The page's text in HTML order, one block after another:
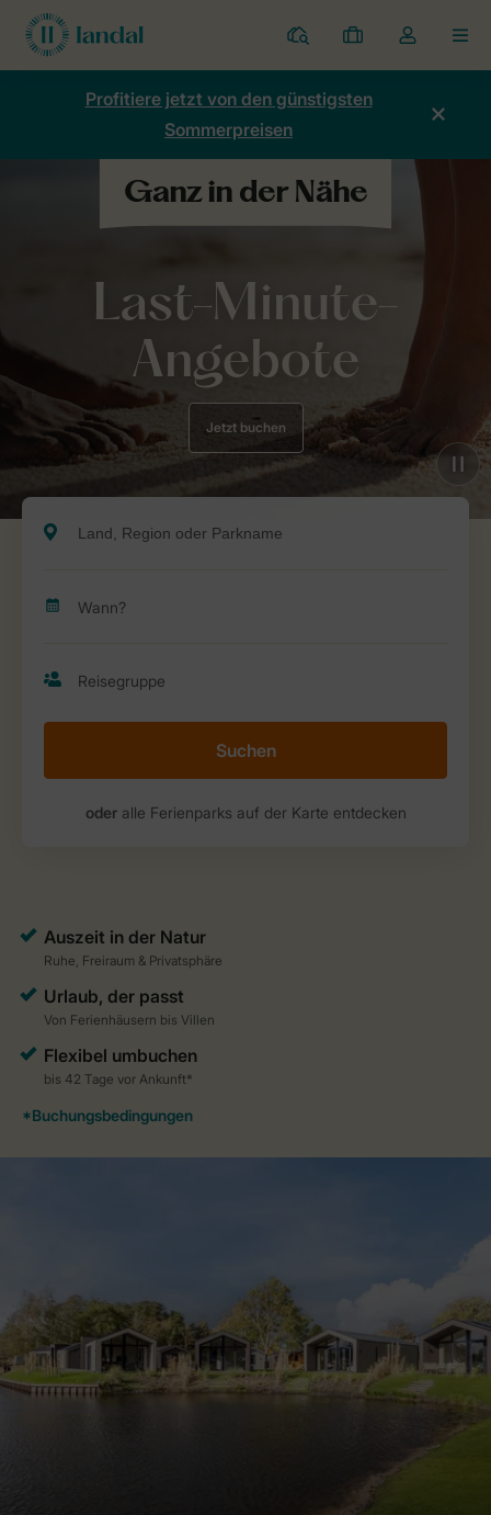
Ferienparks
Meine
Buchungen
Dropdown-
Menü
Kontos
Profitiere jetzt von den günstigsten
Sommerpreisen
Last-Minute-
Angebote
Jetzt buchen
Suchen
oderalle Ferienparks auf der Karte entdecken